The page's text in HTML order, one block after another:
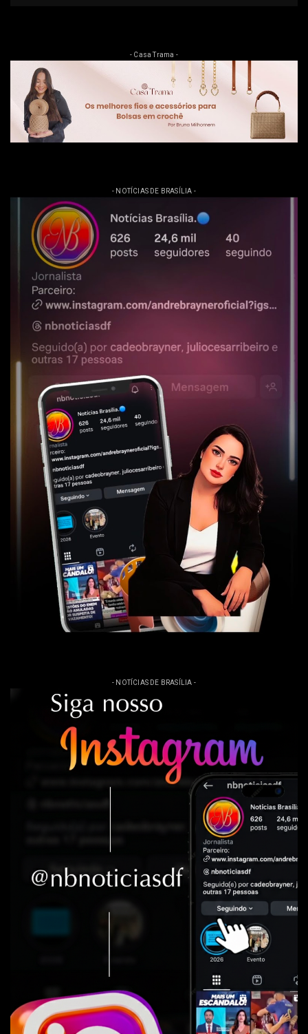
- Casa Trama -
- NOTÍCIAS DE BRASÍLIA -
- NOTÍCIAS DE BRASÍLIA -